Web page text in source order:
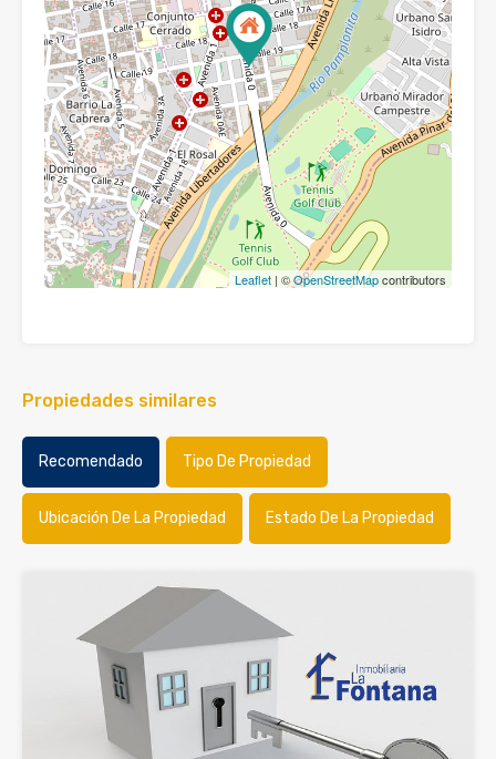
Leaflet | ©OpenStreetMapcontributors
Propiedades similares
Recomendado Tipo De Propiedad
Ubicación De La Propiedad Estado De La Propiedad